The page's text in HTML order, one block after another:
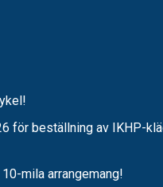
för beställning av IKHP-
mila arrangemang!